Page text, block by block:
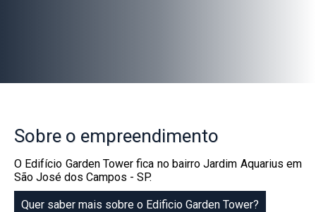
Sobre o empreendimento
O Edifício Garden Tower fica no bairro Jardim Aquarius em
São José dos Campos - SP.
Quer saber mais sobre o Edificio Garden Tower?